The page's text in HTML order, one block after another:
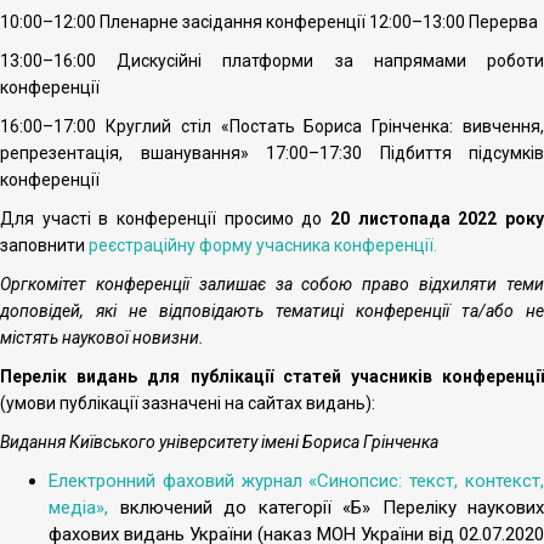
10:00–12:00 Пленарне засідання конференції 12:00–13:00 Перерва
13:00–16:00 Дискусійні платформи за напрямами роботи
конференції
16:00–17:00 Круглий стіл «Постать Бориса Грінченка: вивчення,
репрезентація, вшанування» 17:00–17:30 Підбиття підсумків
конференції
Для участі в конференції просимо до 20 листопада 2022 року
заповнити реєстраційну форму учасника конференції.
Оргкомітет конференції залишає за собою право відхиляти теми
доповідей, які не відповідають тематиці конференції та/або не
містять наукової новизни.
Перелік видань для публікації статей учасників конференції
(умови публікації зазначені на сайтах видань):
Видання Київського університету імені Бориса Грінченка
Електронний фаховий журнал «Синопсис: текст, контекст,
медіа», включений до категорії «Б» Переліку наукових
фахових видань України (наказ МОН України від 02.07.2020